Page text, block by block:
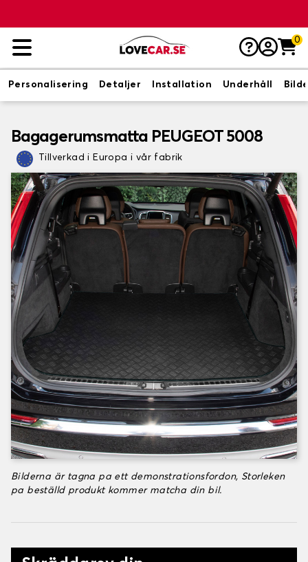
0
Personalisering Detaljer Installation Underhåll
Bagagerumsmatta PEUGEOT 5008
Tillverkad i Europa i vår fabrik
Bilderna är tagna pa ett demonstrationsfordon, Storleken
pa beställd produkt kommer matcha din bil.